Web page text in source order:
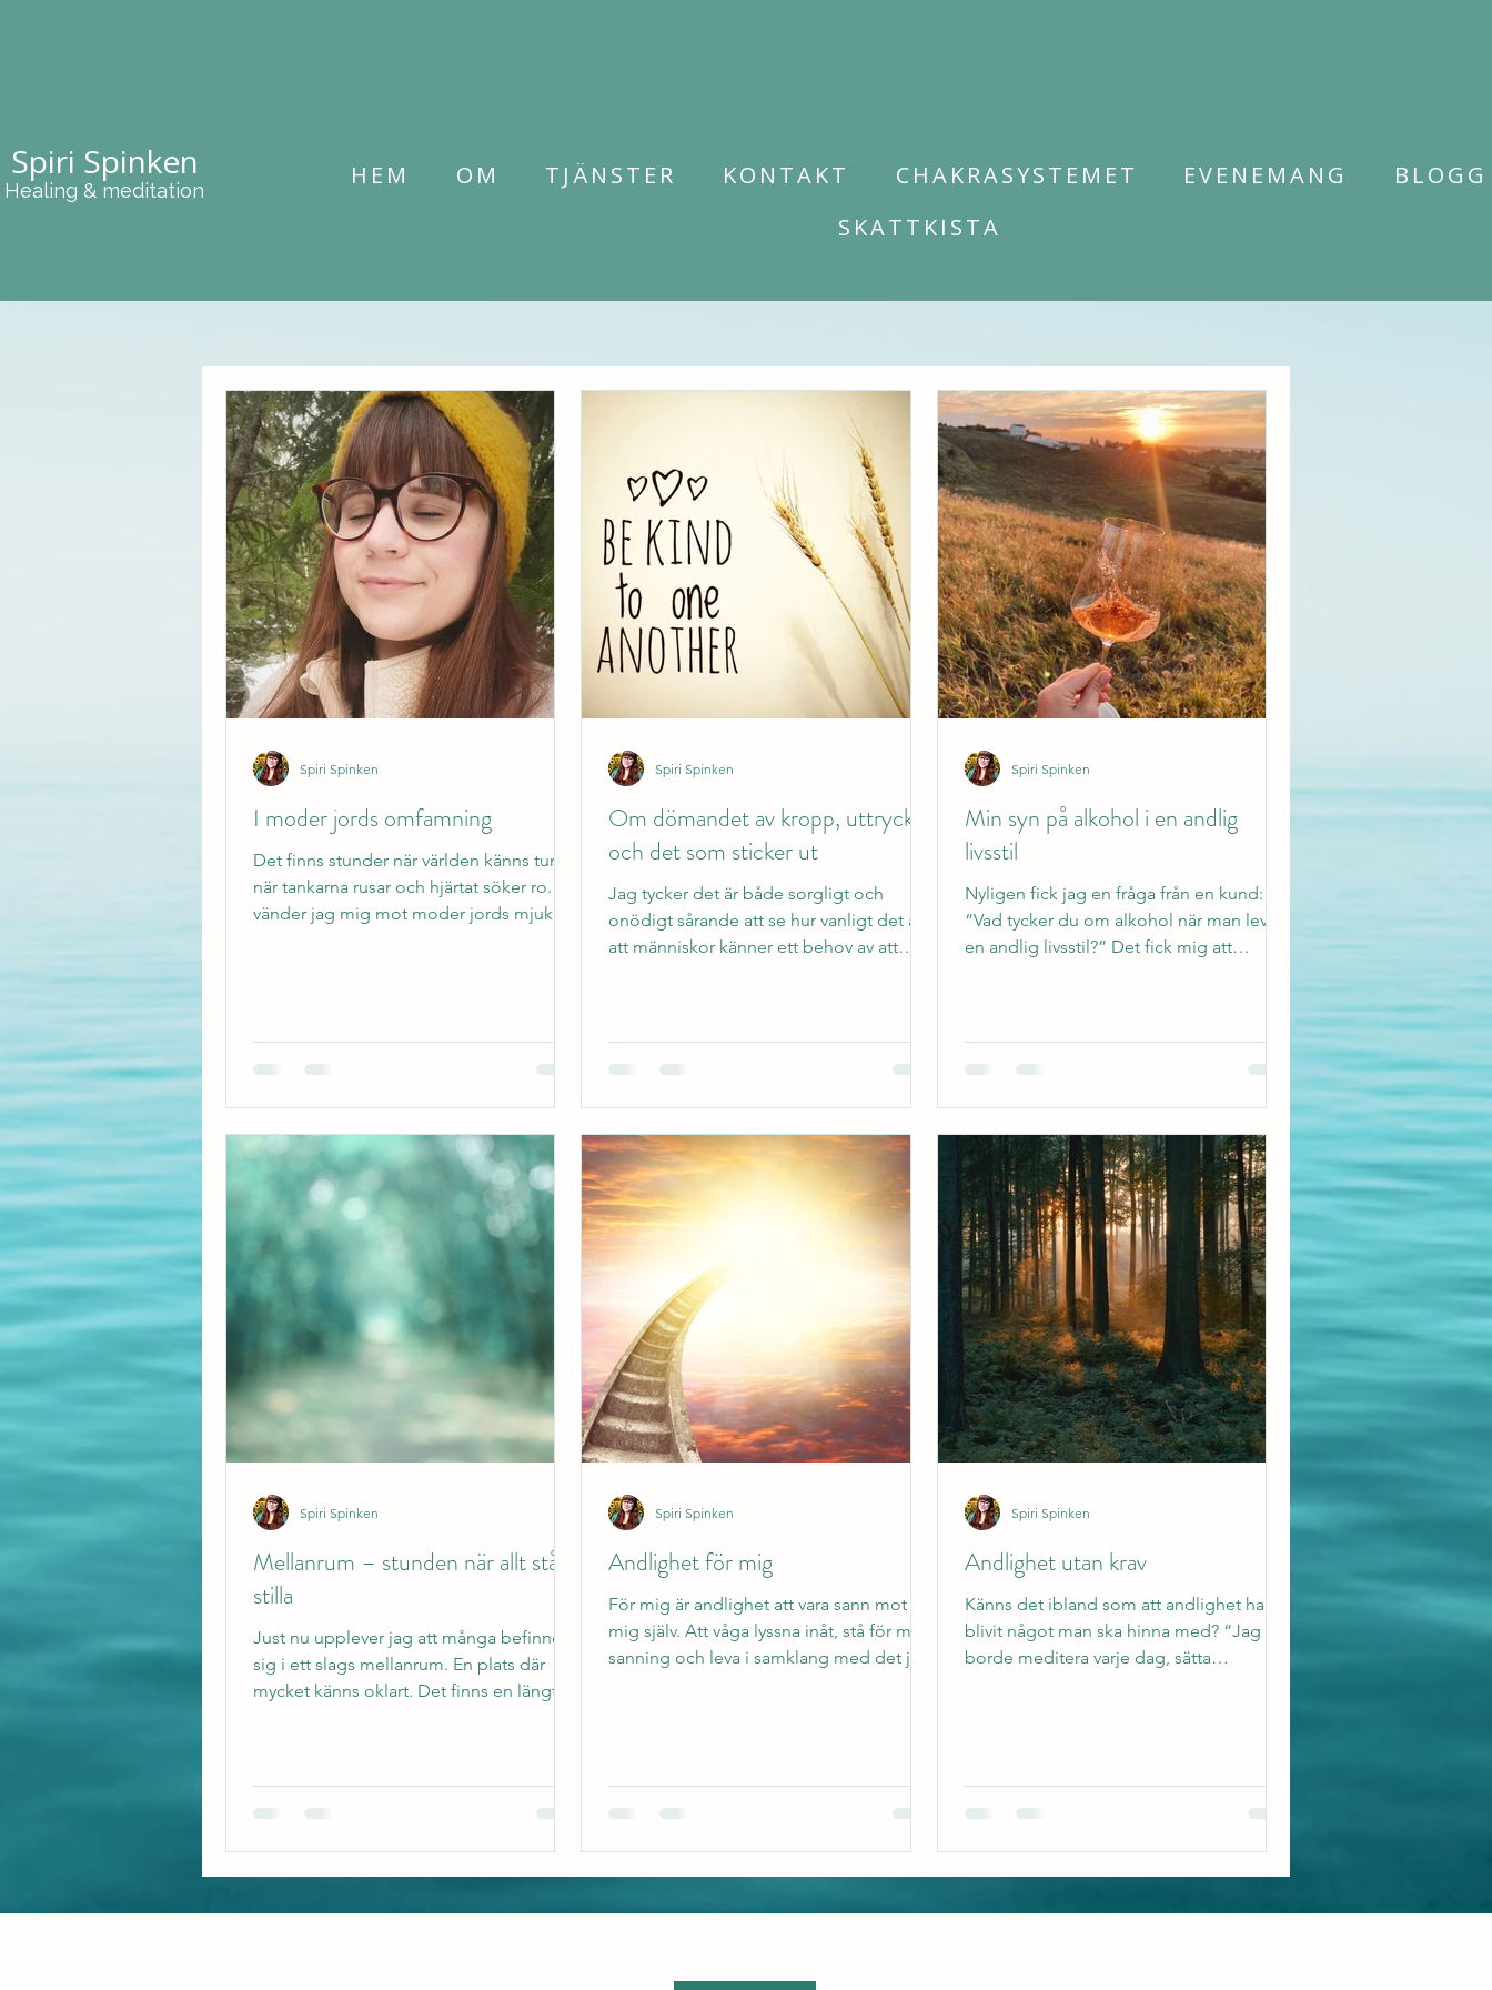
Spiri Spinken
Healing & meditation
HEM OM TJÄNSTER KONTAKT CHAKRASYSTEMET EVENEMANG
BLOGG
SKATTKISTA
I moder jords omfamning
Det finns stunder när världen känns tung,
när tankarna rusar och hjärtat söker ro. Då
vänder jag mig mot moder jords mjuka,
jord och barr. Höra vindens och trädens
viskningar. I dessa ögonblick finns ingen
kropp ibland röra sig av
Spiri Spinken
Om dömandet av kropp, uttryck
och det som sticker ut
Jag tycker det är både sorgligt och
onödigt sårande att se hur vanligt det är
att människor känner ett behov av att
Spiri Spinken
Min syn på alkohol i en andlig
livsstil
Nyligen fick jag en fråga från en kund:
“Vad tycker du om alkohol när man lever
en andlig livsstil?” Det fick mig att
Spiri Spinken
Mellanrum – stunden när allt står
stilla
Just nu upplever jag att många befinner
sig i ett slags mellanrum. En plats där
mycket känns oklart. Det finns en längtan
Spiri Spinken
Andlighet för mig
För mig är andlighet att vara sann mot
mig själv. Att våga lyssna inåt, stå för min
sanning och leva i samklang med det jag
Spiri Spinken
Andlighet utan krav
Känns det ibland som att andlighet har
blivit något man ska hinna med? “Jag
borde meditera varje dag, sätta
Spiri Spinken